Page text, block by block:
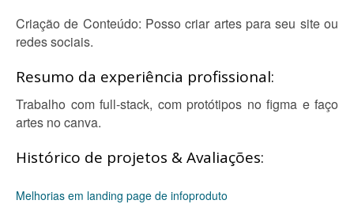
Criação de Conteúdo: Posso criar artes para seu site ou
redes sociais.
Resumo da experiência profissional:
Trabalho com full-stack, com protótipos no figma e faço
artes no canva.
Histórico de projetos & Avaliações:
Melhorias em landing page de infoproduto